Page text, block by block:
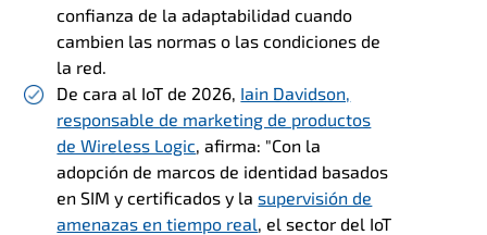
confianza de la adaptabilidad cuando
cambien las normas o las condiciones de
la red.
De cara al IoT de 2026, Iain Davidson,
responsable de marketing de productos
de Wireless Logic, afirma: "Con la
adopción de marcos de identidad basados
en SIM y certificados y lasupervisión de
amenazas en tiempo real, el sector del IoT